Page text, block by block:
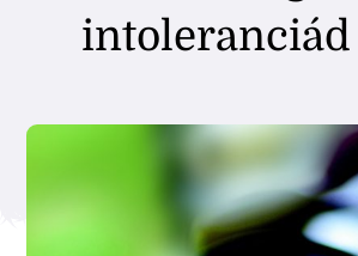
intoleranciád